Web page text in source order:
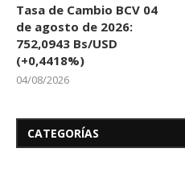
Tasa de Cambio BCV 04
de agosto de 2026:
752,0943 Bs/USD
(+0,4418%)
04/08/2026
CATEGORÍAS